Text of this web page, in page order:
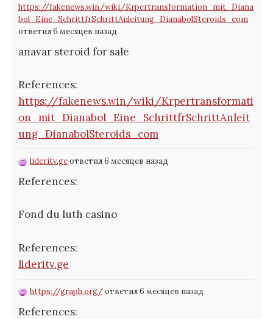
https://fakenews.win/wiki/Krpertransformation_mit_Diana
bol_Eine_SchrittfrSchrittAnleitung_DianabolSteroids_com
ответил 6 месяцев назад
anavar steroid for sale
References:
https://fakenews.win/wiki/Krpertransformati
on_mit_Dianabol_Eine_SchrittfrSchrittAnleit
ung_DianabolSteroids_com
lideritv.geответил 6 месяцев назад
References:
Fond du luth casino
References:
lideritv.ge
https://graph.org/ответил 6 месяцев назад
References: